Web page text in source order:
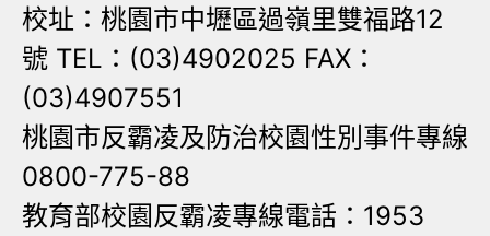
校址：桃園市中壢區過嶺里雙福路12
號 TEL：(03)4902025 FAX：
(03)4907551
桃園市反霸凌及防治校園性別事件專線
0800-775-88
教育部校園反霸凌專線電話：1953